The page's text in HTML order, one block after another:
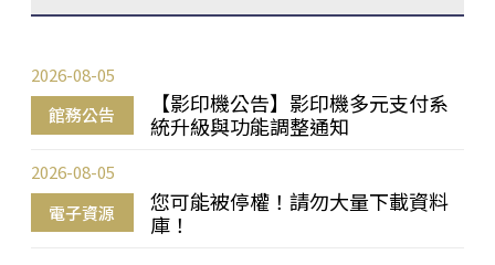
館務公告
【影印機公告】影印機多元支付系
統升級與功能調整通知
2026-08-05
電子資源
您可能被停權！請勿大量下載資料
庫！
2026-08-05